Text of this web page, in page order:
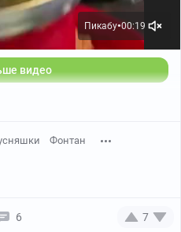
Пикабу●00:19
видео
Фонтан
6 7